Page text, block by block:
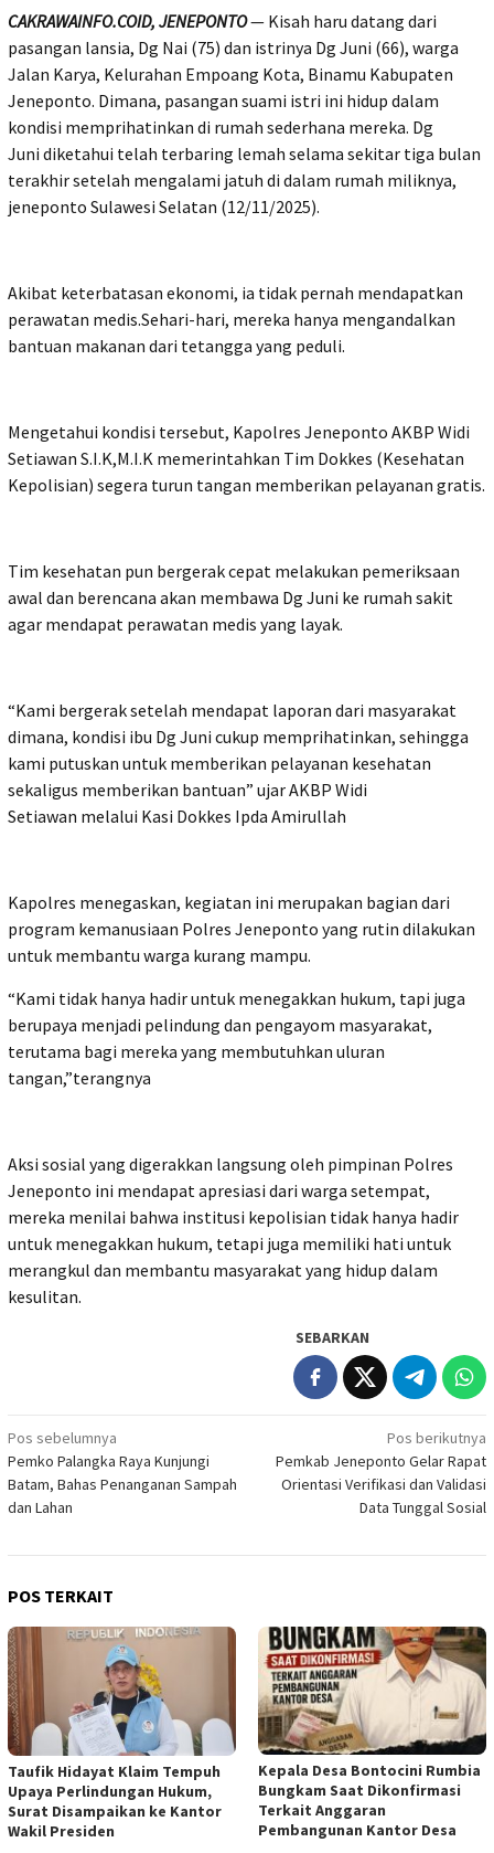
CAKRAWAINFO.COID, JENEPONTO— Kisah haru datang dari
pasangan lansia, Dg Nai (75) dan istrinya Dg Juni (66), warga
Jalan Karya, Kelurahan Empoang Kota, Binamu Kabupaten
Jeneponto. Dimana, pasangan suami istri ini hidup dalam
kondisi memprihatinkan di rumah sederhana mereka. Dg
Juni diketahui telah terbaring lemah selama sekitar tiga bulan
terakhir setelah mengalami jatuh di dalam rumah miliknya,
jeneponto Sulawesi Selatan (12/11/2025).
Akibat keterbatasan ekonomi, ia tidak pernah mendapatkan
perawatan medis.Sehari-hari, mereka hanya mengandalkan
bantuan makanan dari tetangga yang peduli.
Mengetahui kondisi tersebut, Kapolres Jeneponto AKBP Widi
Setiawan S.I.K,M.I.K memerintahkan Tim Dokkes (Kesehatan
Kepolisian) segera turun tangan memberikan pelayanan gratis.
Tim kesehatan pun bergerak cepat melakukan pemeriksaan
awal dan berencana akan membawa Dg Juni ke rumah sakit
agar mendapat perawatan medis yang layak.
“Kami bergerak setelah mendapat laporan dari masyarakat
dimana, kondisi ibu Dg Juni cukup memprihatinkan, sehingga
kami putuskan untuk memberikan pelayanan kesehatan
sekaligus memberikan bantuan” ujar AKBP Widi
Setiawan melalui Kasi Dokkes Ipda Amirullah
Kapolres menegaskan, kegiatan ini merupakan bagian dari
program kemanusiaan Polres Jeneponto yang rutin dilakukan
untuk membantu warga kurang mampu.
“Kami tidak hanya hadir untuk menegakkan hukum, tapi juga
berupaya menjadi pelindung dan pengayom masyarakat,
terutama bagi mereka yang membutuhkan uluran
tangan,”terangnya
Aksi sosial yang digerakkan langsung oleh pimpinan Polres
Jeneponto ini mendapat apresiasi dari warga setempat,
mereka menilai bahwa institusi kepolisian tidak hanya hadir
untuk menegakkan hukum, tetapi juga memiliki hati untuk
merangkul dan membantu masyarakat yang hidup dalam
kesulitan.
SEBARKAN
Navigasi
pos
Pos sebelumnya
Pemko Palangka Raya Kunjungi
Batam, Bahas Penanganan Sampah
dan Lahan
Pos berikutnya
Pemkab Jeneponto Gelar Rapat
Orientasi Verifikasi dan Validasi
Data Tunggal Sosial
POS TERKAIT
Taufik Hidayat Klaim Tempuh
Upaya Perlindungan Hukum,
Surat Disampaikan ke Kantor
Wakil Presiden
Kepala Desa Bontocini Rumbia
Bungkam Saat Dikonfirmasi
Terkait Anggaran
Pembangunan Kantor Desa